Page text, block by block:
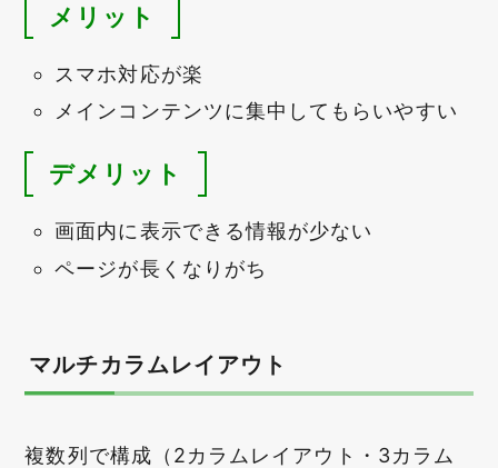
メリット
スマホ対応が楽
メインコンテンツに集中してもらいやすい
デメリット
画面内に表示できる情報が少ない
ページが長くなりがち
マルチカラムレイアウト
複数列で構成（2カラムレイアウト・3カラム